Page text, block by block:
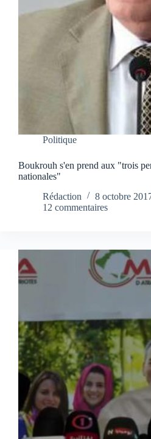
Politique
Boukrouh s'en prend aux "trois
nationales"
Rédaction
8 octobre
12 commentaires